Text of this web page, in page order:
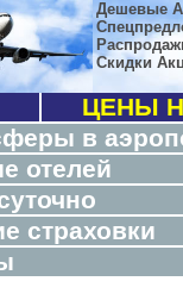
Дешевые
Скидки
ЦЕНЫ
в
отелей
страховки